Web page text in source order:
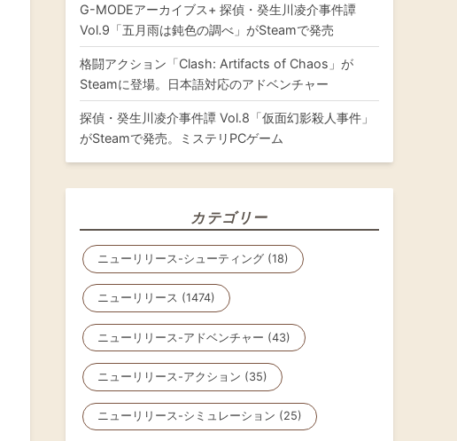
G-MODEアーカイブス+ 探偵・癸生川凌介事件譚
Vol.9「五月雨は鈍色の調べ」がSteamで発売
格闘アクション「Clash: Artifacts of Chaos」が
Steamに登場。日本語対応のアドベンチャー
探偵・癸生川凌介事件譚 Vol.8「仮面幻影殺人事件」
がSteamで発売。ミステリPCゲーム
カテゴリー
ニューリリース-シューティング (18)
ニューリリース (1474)
ニューリリース-アドベンチャー (43)
ニューリリース-アクション (35)
ニューリリース-シミュレーション (25)